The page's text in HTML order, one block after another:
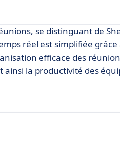
se distinguant de
réel est simplifiée
efficace des
la productivité des